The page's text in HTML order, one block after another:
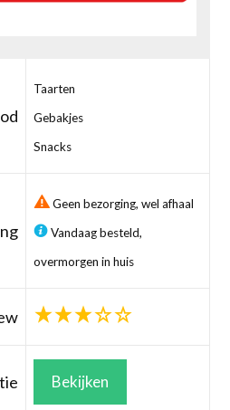
Taarten
Gebakjes
Snacks
Geen bezorging, wel afhaal
Vandaag besteld,
overmorgen in huis
Bekijken